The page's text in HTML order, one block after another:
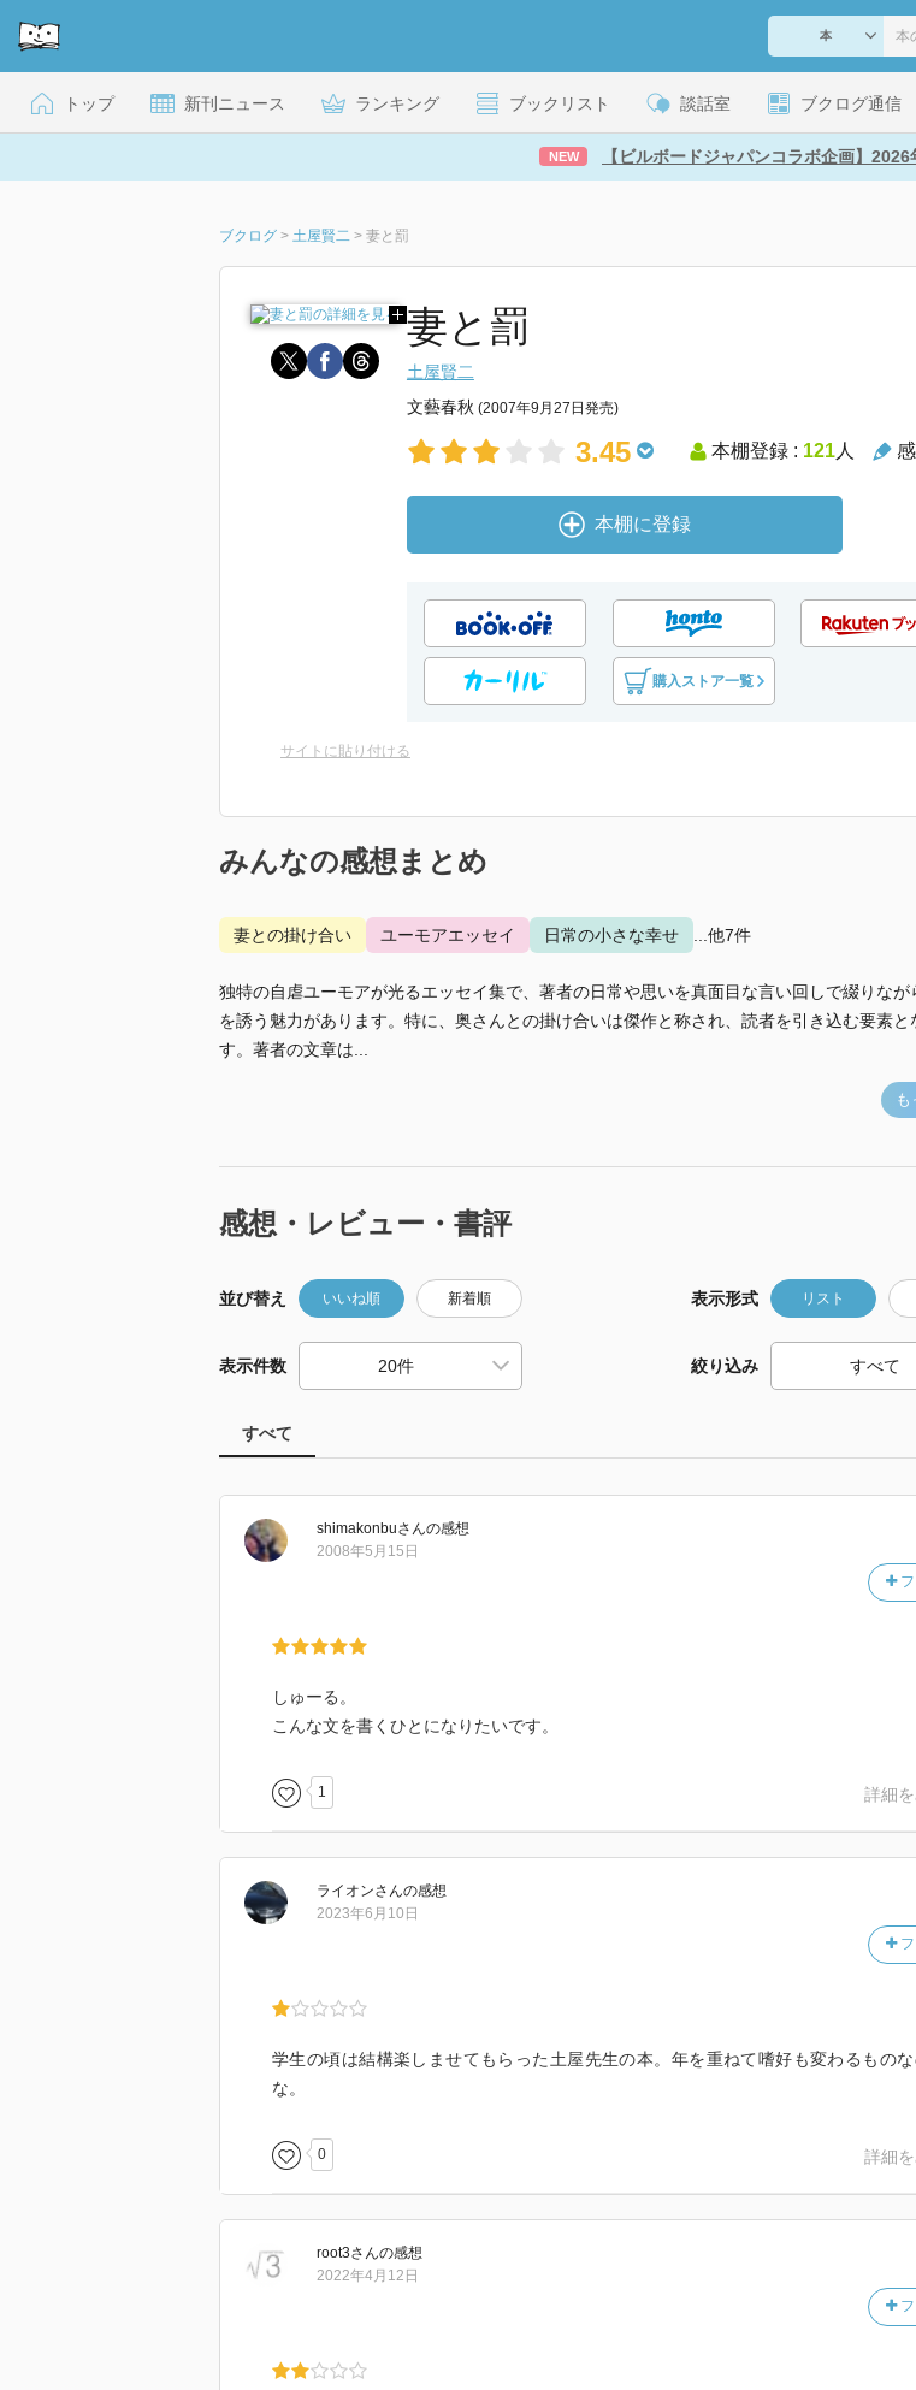
トップ 新刊ニュース ランキング ブックリスト 談話室 ブクログ通信
NEW 【ビルボードジャパンコラボ企画】
ブクログ > 土屋賢二 > 妻と罰
妻と罰
土屋賢二
文藝春秋 (2007年9月27日発売)
3.45 本棚登録 : 121人 感
本棚に登録
購入ストア一覧
サイトに貼り付ける
みんなの感想まとめ
妻との掛け合い ユーモアエッセイ 日常の小さな幸せ ...他7件
独特の自虐ユーモアが光るエッセイ集で、著者の日常や思いを真面目な言い回しで綴りなが
を誘う魅力があります。特に、奥さんとの掛け合いは傑作と称され、読者を引き込む要素と
す。著者の文章は...
も
感想・レビュー・書評
並び替え いいね順 新着順 表示形式 リスト
表示件数 絞り込み
すべて
shimakonbuさんの感想
フ
2008年5月15日
しゅーる。
こんな文を書くひとになりたいです。
1 詳細
ライオンさんの感想
フ
2023年6月10日
学生の頃は結構楽しませてもらった土屋先生の本。年を重ねて嗜好も変わるもの
な。
0 詳細
root3さんの感想
フ
2022年4月12日